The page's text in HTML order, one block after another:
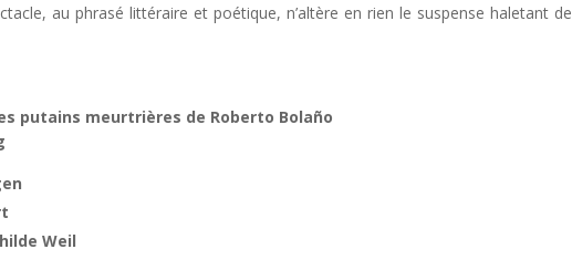
au phrasé littéraire et poétique, n’altère en rien le suspense haletant de
putains meurtrières de Roberto Bolaño
Weil